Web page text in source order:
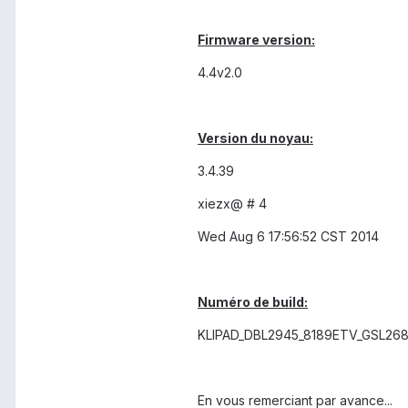
Firmware version:
4.4v2.0
Version du noyau:
3.4.39
xiezx@ # 4
Wed Aug 6 17:56:52 CST 2014
Numéro de build:
En vous remerciant par avance...